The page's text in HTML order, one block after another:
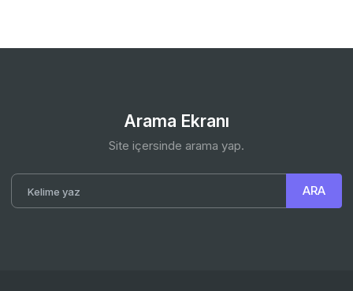
Arama Ekranı
Site içersinde arama yap.